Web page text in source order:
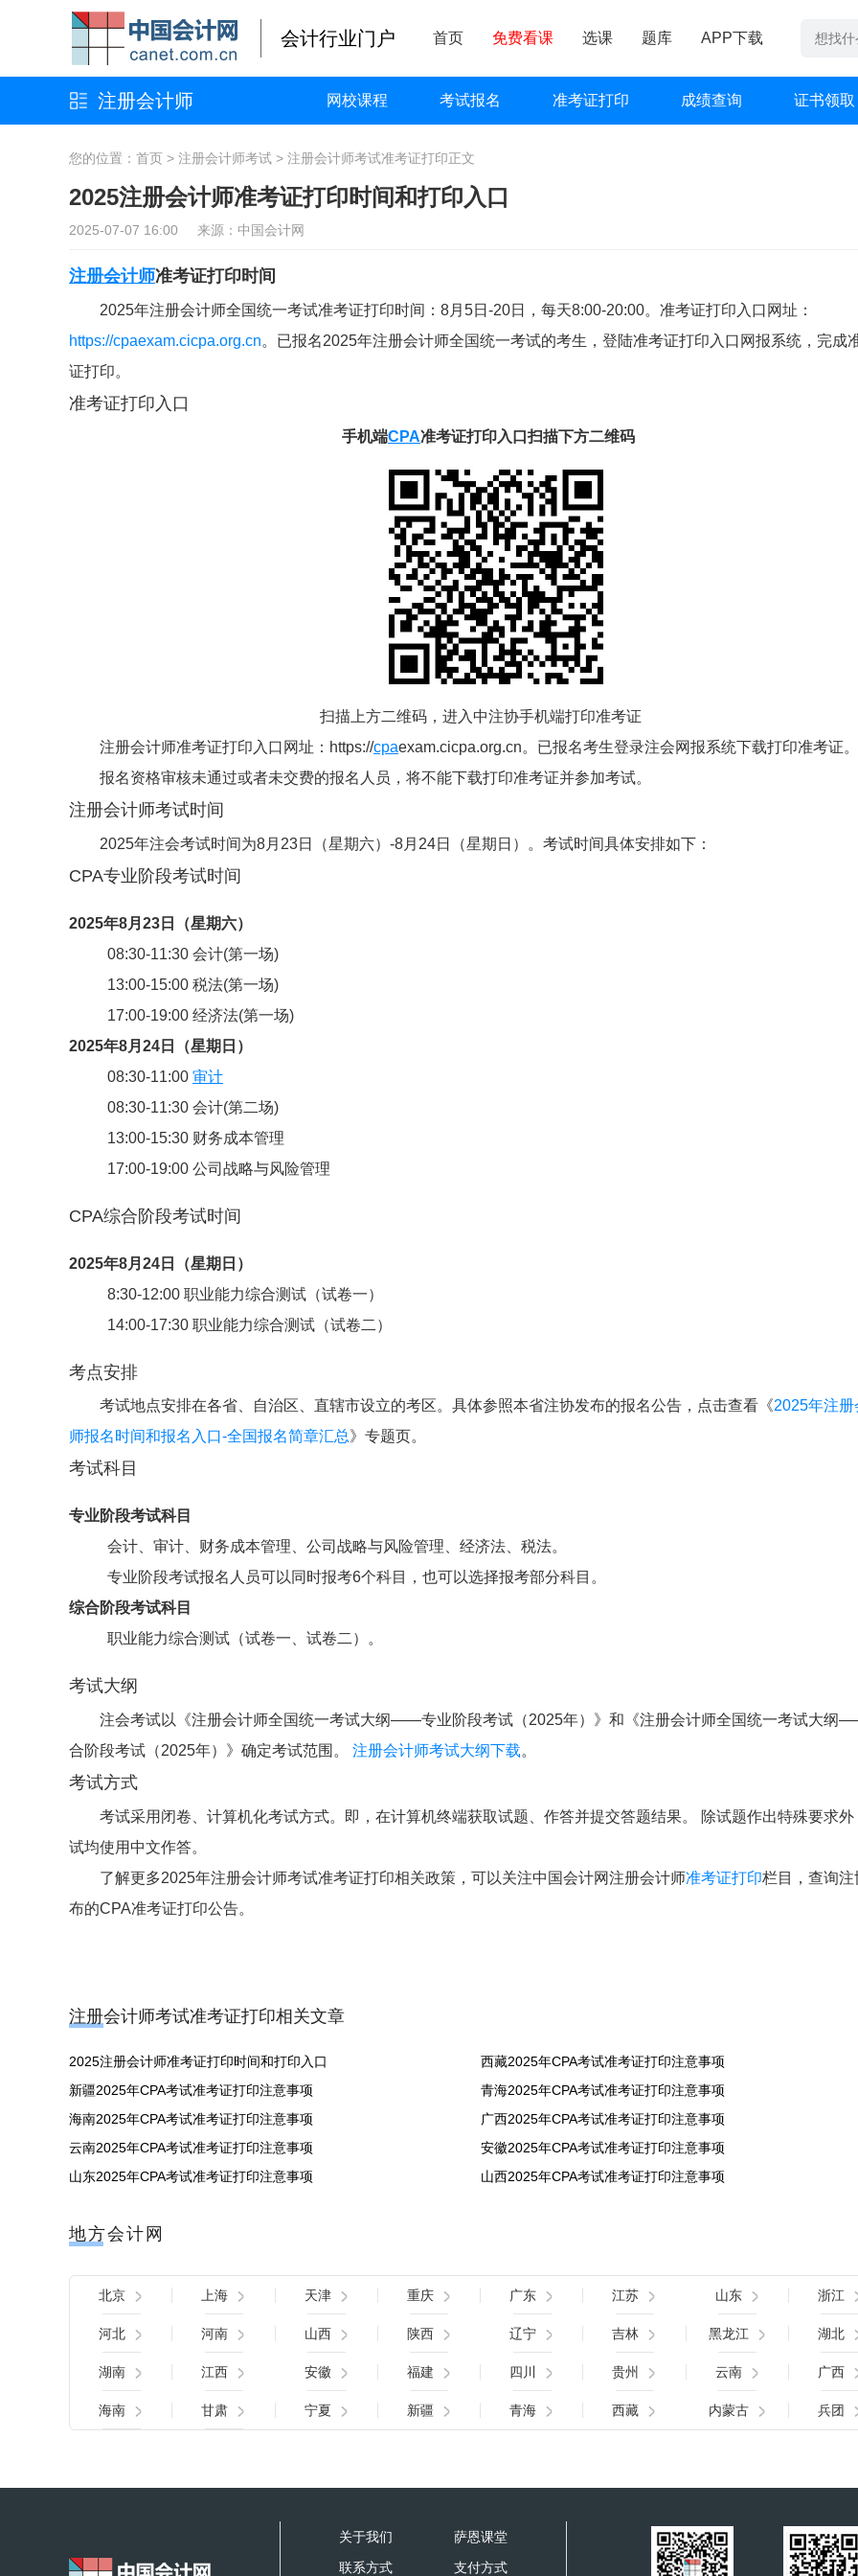
会计行业门户 首页 免费看课 选课 题库 APP下载
注册会计师 网校课程 考试报名 准考证打印 成绩查询 证书领取
您的位置： 首页 > 注册会计师考试 > 注册会计师考试准考证打印正文
2025注册会计师准考证打印时间和打印入口
2025-07-07 16:00 来源：中国会计网
注册会计师准考证打印时间
2025年注册会计师全国统一考试准考证打印时间：8月5日-20日，每天8:00-20:00。准考证打印入口网址：
https://cpaexam.cicpa.org.cn。已报名2025年注册会计师全国统一考试的考生，登陆准考证打印入口网报系统，完成
证打印。
准考证打印入口
手机端CPA准考证打印入口扫描下方二维码
扫描上方二维码，进入中注协手机端打印准考证
注册会计师准考证打印入口网址：https://cpaexam.cicpa.org.cn。已报名考生登录注会网报系统下载打印准考证。
报名资格审核未通过或者未交费的报名人员，将不能下载打印准考证并参加考试。
注册会计师考试时间
2025年注会考试时间为8月23日（星期六）-8月24日（星期日）。考试时间具体安排如下：
CPA专业阶段考试时间
2025年8月23日（星期六）
08:30-11:30 会计(第一场)
13:00-15:00 税法(第一场)
17:00-19:00 经济法(第一场)
2025年8月24日（星期日）
08:30-11:00 审计
08:30-11:30 会计(第二场)
13:00-15:30 财务成本管理
17:00-19:00 公司战略与风险管理
CPA综合阶段考试时间
2025年8月24日（星期日）
8:30-12:00 职业能力综合测试（试卷一）
14:00-17:30 职业能力综合测试（试卷二）
考点安排
考试地点安排在各省、自治区、直辖市设立的考区。具体参照本省注协发布的报名公告，点击查看《2025年注册
师报名时间和报名入口-全国报名简章汇总》专题页。
考试科目
专业阶段考试科目
会计、审计、财务成本管理、公司战略与风险管理、经济法、税法。
专业阶段考试报名人员可以同时报考6个科目，也可以选择报考部分科目。
综合阶段考试科目
职业能力综合测试（试卷一、试卷二）。
考试大纲
注会考试以《注册会计师全国统一考试大纲——专业阶段考试（2025年）》和《注册会计师全国统一考试大纲
合阶段考试（2025年）》确定考试范围。
注册会计师考试大纲下载。
考试方式
考试采用闭卷、计算机化考试方式。即，在计算机终端获取试题、作答并提交答题结果。 除试题作出特殊要求外
试均使用中文作答。
了解更多2025年注册会计师考试准考证打印相关政策，可以关注中国会计网注册会计师准考证打印栏目，查询注
布的CPA准考证打印公告。
注册会计师考试准考证打印相关文章
2025注册会计师准考证打印时间和打印入口
西藏2025年CPA考试准考证打印注意事项
新疆2025年CPA考试准考证打印注意事项
青海2025年CPA考试准考证打印注意事项
海南2025年CPA考试准考证打印注意事项
广西2025年CPA考试准考证打印注意事项
云南2025年CPA考试准考证打印注意事项
安徽2025年CPA考试准考证打印注意事项
山东2025年CPA考试准考证打印注意事项
山西2025年CPA考试准考证打印注意事项
地方会计网
北京 上海 天津 重庆 广东 江苏 山东 浙江
河北 河南 山西 陕西 辽宁 吉林 黑龙江 湖北
湖南 江西 安徽 福建 四川 贵州 云南 广西
海南 甘肃 宁夏 新疆 青海 西藏 内蒙古 兵团
关于我们
萨恩课堂
联系方式
支付方式